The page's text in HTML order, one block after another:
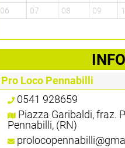
06
07 08 09
Pro Loco Pennabilli
0541 928659
Piazza Garibaldi, fraz.
Pennabilli, (RN)